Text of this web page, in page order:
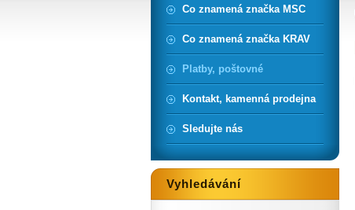
Co znamená značka MSC
Co znamená značka KRAV
Platby, poštovné
Kontakt, kamenná prodejna
Sledujte nás
Vyhledávání